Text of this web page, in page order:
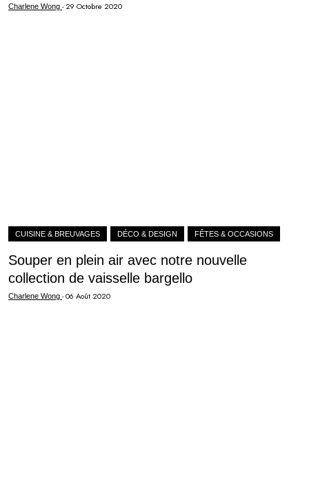
Charlene Wong - 29 Octobre 2020
CUISINE & BREUVAGES DÉCO & DESIGN FÊTES & OCCASIONS
Souper en plein air avec notre nouvelle
collection de vaisselle bargello
Charlene Wong -06 Août 2020